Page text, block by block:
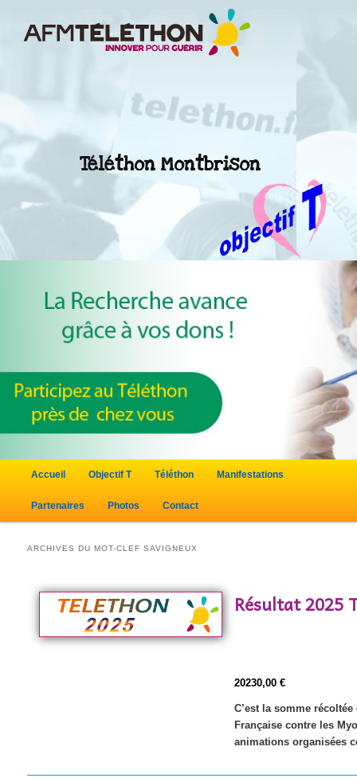
Téléthon Montbrison
Aller au contenu principal
Aller au contenu secondaire
Accueil Objectif T Téléthon Manifestations
Partenaires Photos Contact
ARCHIVES DU MOT-CLEFSAVIGNEUX
Résultat 2025
20230,00 €
C’est la somme
Française contre les
animations organisées